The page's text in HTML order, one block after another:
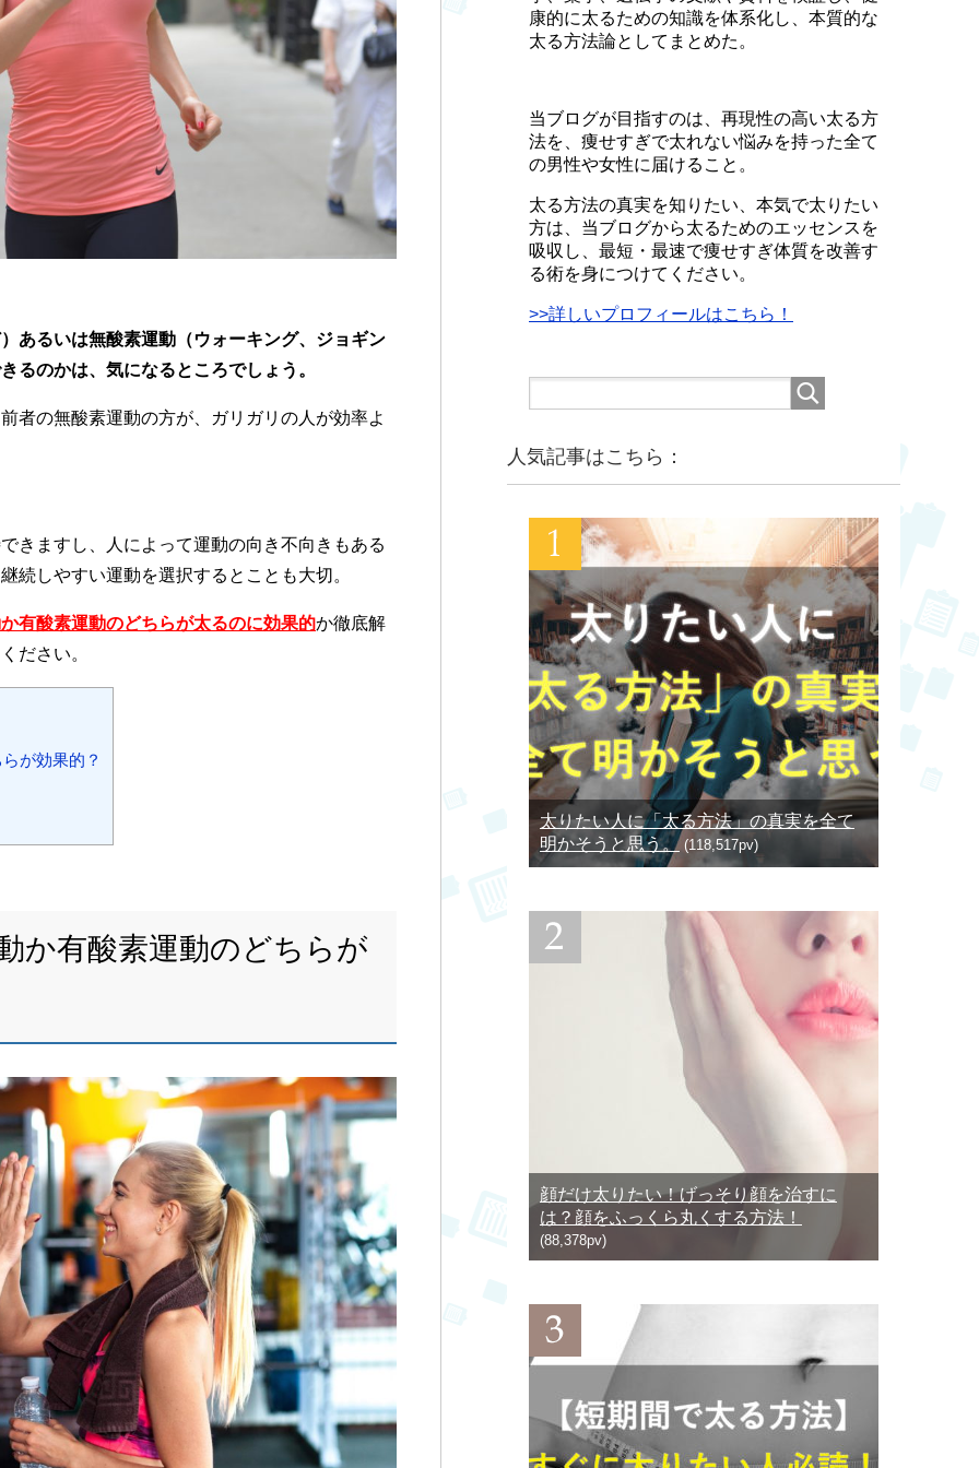
あるいは無酸素運動（ウォーキング、ジョギン
るのかは、気になるところでしょう。
の無酸素運動の方が、ガリガリの人が効率よ
きますし、人によって運動の向き不向きもある
続しやすい運動を選択するとことも大切。
有酸素運動のどちらが太るのに効果的か徹底解
ださい。
が効果的？
か有酸素運動のどちらが
康的に太るための知識を体系化し、本質的な
太る方法論としてまとめた。
当ブログが目指すのは、再現性の高い太る方
法を、痩せすぎで太れない悩みを持った全て
の男性や女性に届けること。
太る方法の真実を知りたい、本気で太りたい
方は、当ブログから太るためのエッセンスを
吸収し、最短・最速で痩せすぎ体質を改善す
る術を身につけてください。
>>詳しいプロフィールはこちら！
人気記事はこちら：
太りたい人に「太る方法」の真実を全て
明かそうと思う。 (118,517pv)
顔だけ太りたい！げっそり顔を治すに
は？顔をふっくら丸くする方法！
(88,378pv)